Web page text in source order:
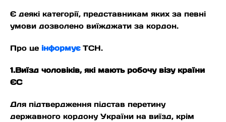
Є деякі категорії, представникам яких за певні
умови дозволено виїжджати за кордон.
Про це інформує ТСН.
1.Виїзд чоловіків, які мають робочу візу країни
ЄС
Для підтвердження підстав перетину
державного кордону України на виїзд, крім